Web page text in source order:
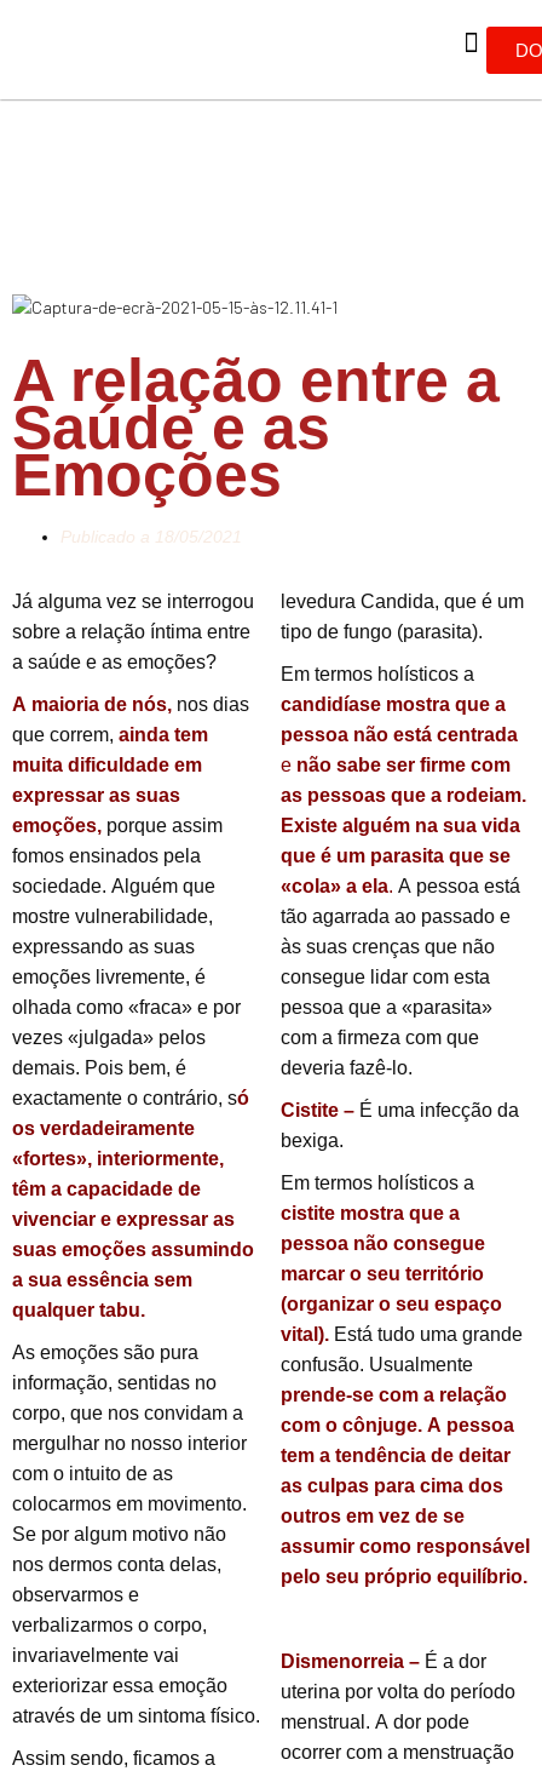
A relação entre a
Saúde e as
Emoções
Publicado a 18/05/2021
Já alguma vez se interrogou
sobre a relação íntima entre
a saúde e as emoções?
A maioria de nós, nos dias
que correm, ainda tem
muita dificuldade em
expressar as suas
emoções, porque assim
fomos ensinados pela
sociedade. Alguém que
mostre vulnerabilidade,
expressando as suas
emoções livremente, é
olhada como «fraca» e por
vezes «julgada» pelos
demais. Pois bem, é
exactamente o contrário, só
os verdadeiramente
«fortes», interiormente,
têm a capacidade de
vivenciar e expressar as
suas emoções assumindo
a sua essência sem
qualquer tabu.
As emoções são pura
informação, sentidas no
corpo, que nos convidam a
mergulhar no nosso interior
com o intuito de as
colocarmos em movimento.
Se por algum motivo não
nos dermos conta delas,
observarmos e
verbalizarmos o corpo,
invariavelmente vai
exteriorizar essa emoção
através de um sintoma físico.
Assim sendo, ficamos a
levedura Candida, que é um
tipo de fungo (parasita).
Em termos holísticos a
candidíase mostra que a
pessoa não está centrada
e não sabe ser firme com
as pessoas que a rodeiam.
Existe alguém na sua vida
que é um parasita que se
«cola» a ela. A pessoa está
tão agarrada ao passado e
às suas crenças que não
consegue lidar com esta
pessoa que a «parasita»
com a firmeza com que
deveria fazê-lo.
Cistite – É uma infecção da
bexiga.
Em termos holísticos a
cistite mostra que a
pessoa não consegue
marcar o seu território
(organizar o seu espaço
vital). Está tudo uma grande
confusão. Usualmente
prende-se com a relação
com o cônjuge. A pessoa
tem a tendência de deitar
as culpas para cima dos
outros em vez de se
assumir como responsável
pelo seu próprio equilíbrio.
Dismenorreia – É a dor
uterina por volta do período
menstrual. A dor pode
ocorrer com a menstruação